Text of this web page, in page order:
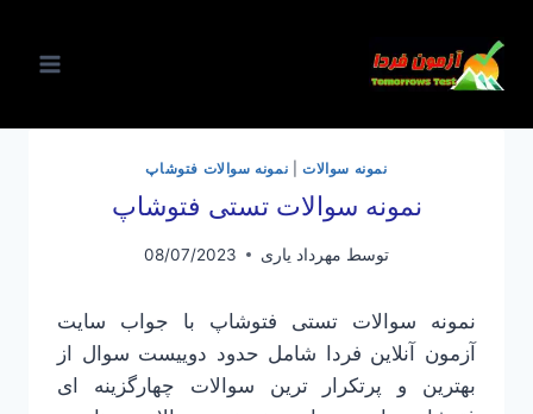
محتوا
نمونه سوالات نمونه سوالات فتوشاپ
نمونه سوالات تستی فتوشاپ
توسط مهرداد یاری 08/07/2023
نمونه سوالات تستی فتوشاپ با جواب سایت
آزمون آنلاین فردا شامل حدود دوییست سوال از
بهترین و پرتکرار ترین سوالات چهارگزینه ای